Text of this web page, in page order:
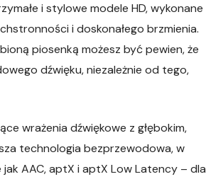
i stylowe modele HD, wykonane
i doskonałego brzmienia.
piosenką możesz być pewien, że
dźwięku, niezależnie od tego,
wrażenia dźwiękowe z głębokim,
technologia bezprzewodowa, w
AAC, aptX i aptX Low Latency – dla